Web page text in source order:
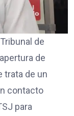
de
de
trata de un
contacto
para